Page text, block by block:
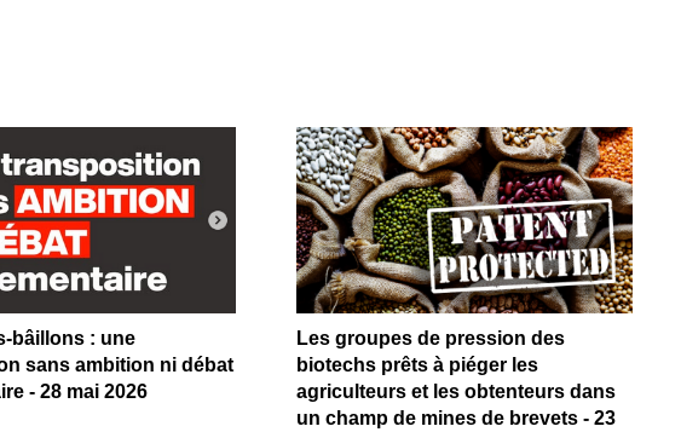
bâillons : une
sans ambition ni débat
- 28 mai 2026
Les groupes de pression des
biotechs prêts à piéger les
agriculteurs et les obtenteurs dans
un champ de mines de brevets - 23